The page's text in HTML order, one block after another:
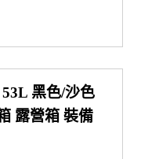
黑色/沙色
露營箱 裝備